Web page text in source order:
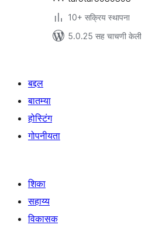
10+ सक्रिय स्थापना
5.0.25 सह चाचणी केली
बद्दल
बातम्या
होस्टिंग
गोपनीयता
शिका
सहाय्य
विकासक